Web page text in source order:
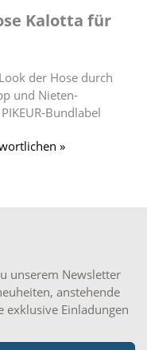
Kalotta für
der Hose durch
und Nieten-
Bundlabel
»
unserem Newsletter
anstehende
exklusive Einladungen